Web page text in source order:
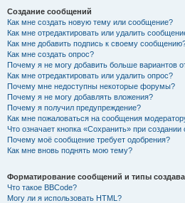
Создание сообщений
Как мне создать новую тему или сообщение?
Как мне отредактировать или удалить
Как мне добавить подпись к своему
Как мне создать опрос?
Почему я не могу добавить больше вариантов
Как мне отредактировать или удалить опрос?
Почему мне недоступны некоторые форумы?
Почему я не могу добавлять вложения?
Почему я получил предупреждение?
Как мне пожаловаться на сообщения
Что означает кнопка «Сохранить» при
Почему моё сообщение требует одобрения?
Как мне вновь поднять мою тему?
Форматирование сообщений и типы
Что такое BBCode?
Могу ли я использовать HTML?